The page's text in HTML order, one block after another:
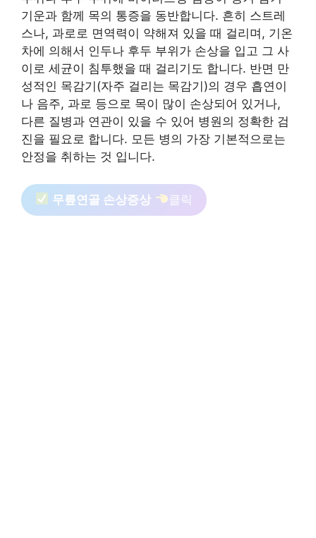
기운과 함께 목의 통증을 동반합니다. 흔히 스트레
스나, 과로로 면역력이 약해져 있을 때 걸리며, 기온
차에 의해서 인두나 후두 부위가 손상을 입고 그 사
이로 세균이 침투했을 때 걸리기도 합니다. 반면 만
성적인 목감기(자주 걸리는 목감기)의 경우 흡연이
나 음주, 과로 등으로 목이 많이 손상되어 있거나,
다른 질병과 연관이 있을 수 있어 병원의 정확한 검
진을 필요로 합니다. 모든 병의 가장 기본적으로는
안정을 취하는 것 입니다.
무릎연골 손상증상 클릭